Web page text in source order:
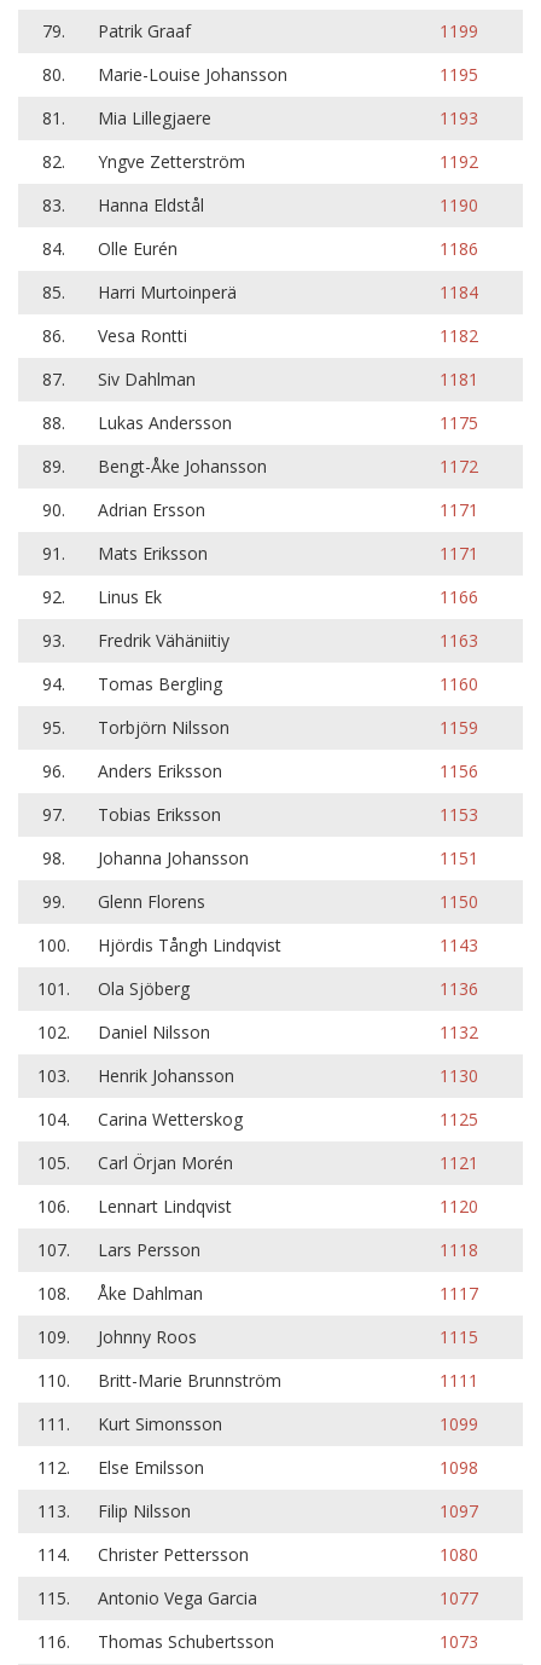
79.
Patrik Graaf
1199
80.
Marie-Louise Johansson
1195
81.
Mia Lillegjaere
1193
82.
Yngve Zetterström
1192
83.
Hanna Eldstål
1190
84.
Olle Eurén
1186
85.
Harri Murtoinperä
1184
86.
Vesa Rontti
1182
87.
Siv Dahlman
1181
88.
Lukas Andersson
1175
89.
Bengt-Åke Johansson
1172
90.
Adrian Ersson
1171
91.
Mats Eriksson
1171
92.
Linus Ek
1166
93.
Fredrik Vähäniitiy
1163
94.
Tomas Bergling
1160
95.
Torbjörn Nilsson
1159
96.
Anders Eriksson
1156
97.
Tobias Eriksson
1153
98.
Johanna Johansson
1151
99.
Glenn Florens
1150
100.
Hjördis Tångh Lindqvist
1143
101.
Ola Sjöberg
1136
102.
Daniel Nilsson
1132
103.
Henrik Johansson
1130
104.
Carina Wetterskog
1125
105.
Carl Örjan Morén
1121
106.
Lennart Lindqvist
1120
107.
Lars Persson
1118
108.
Åke Dahlman
1117
109.
Johnny Roos
1115
110.
Britt-Marie Brunnström
1111
111.
Kurt Simonsson
1099
112.
Else Emilsson
1098
113.
Filip Nilsson
1097
114.
Christer Pettersson
1080
115.
Antonio Vega Garcia
1077
116.
Thomas Schubertsson 1073